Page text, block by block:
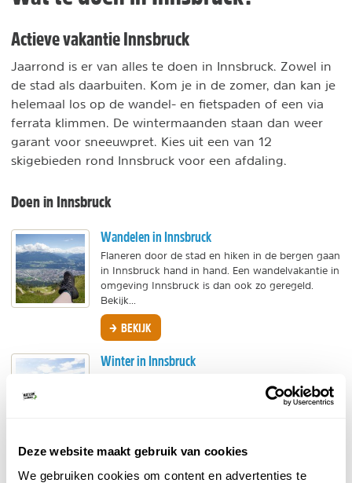
Deze website maakt gebruik van cookies
We gebruiken cookies om content en advertenties te
Actieve vakantie Innsbruck
Jaarrond is er van alles te doen in Innsbruck. Zowel in
de stad als daarbuiten. Kom je in de zomer, dan kan je
helemaal los op de wandel- en fietspaden of een via
ferrata klimmen. De wintermaanden staan dan weer
garant voor sneeuwpret. Kies uit een van 12
skigebieden rond Innsbruck voor een afdaling.
Doen in Innsbruck
Wandelen in Innsbruck
Flaneren door de stad en hiken in de bergen gaan
in Innsbruck hand in hand. Een wandelvakantie in
omgeving Innsbruck is dan ook zo geregeld.
Bekijk...
BEKIJK
Winter in Innsbruck
je eenvoudig met skiën of snowboarden. Rond
BEKIJK